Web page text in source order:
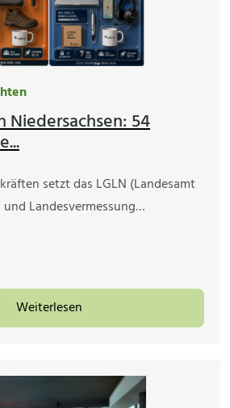
Niedersachsen: 54
setzt das LGLN (Landesamt
Landesvermessung…
Weiterlesen